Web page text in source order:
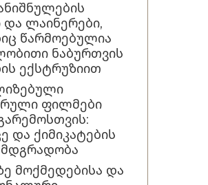
და ლაინერები,
წარმოებულია
ნაბურთვის
ექსტრუზიით
ფილმები
და ქიმიკატების
მოქმედებისა და